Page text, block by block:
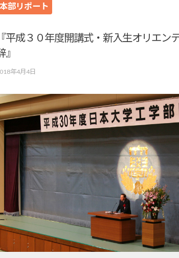
本部リポート
『平成３０年度開講式・新入生オリエ
』
年4月4日